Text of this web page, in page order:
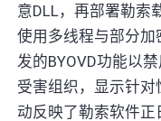
意DLL，再部署勒索
使用多线程与部分
发的BYOVD功能以
受害组织，显示针
动反映了勒索软件